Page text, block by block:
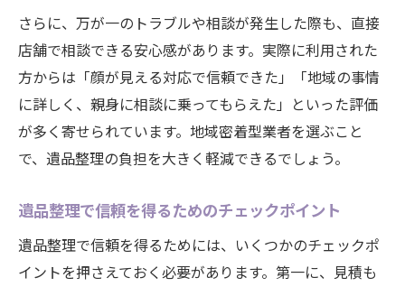
さらに、万が一のトラブルや相談が発生した際も、直接
店舗で相談できる安心感があります。実際に利用された
方からは「顔が見える対応で信頼できた」「地域の事情
に詳しく、親身に相談に乗ってもらえた」といった評価
が多く寄せられています。地域密着型業者を選ぶこと
で、遺品整理の負担を大きく軽減できるでしょう。
遺品整理で信頼を得るためのチェックポイント
遺品整理で信頼を得るためには、いくつかのチェックポ
イントを押さえておく必要があります。第一に、見積も